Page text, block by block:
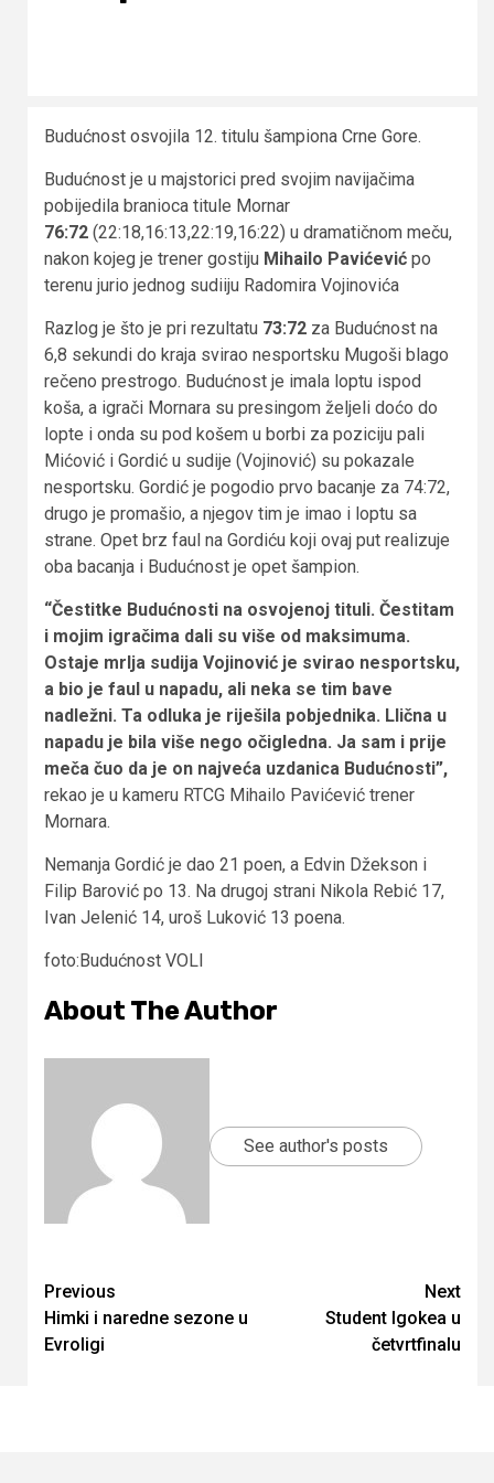
Budućnost osvojila 12. titulu šampiona Crne Gore.
Budućnost je u majstorici pred svojim navijačima
pobijedila branioca titule Mornar
76:72 (22:18,16:13,22:19,16:22) u dramatičnom meču,
nakon kojeg je trener gostiju Mihailo Pavićević po
terenu jurio jednog sudiiju Radomira Vojinovića
Razlog je što je pri rezultatu 73:72 za Budućnost na
6,8 sekundi do kraja svirao nesportsku Mugoši blago
rečeno prestrogo. Budućnost je imala loptu ispod
koša, a igrači Mornara su presingom željeli doćo do
lopte i onda su pod košem u borbi za poziciju pali
Mićović i Gordić u sudije (Vojinović) su pokazale
nesportsku. Gordić je pogodio prvo bacanje za 74:72,
drugo je promašio, a njegov tim je imao i loptu sa
strane. Opet brz faul na Gordiću koji ovaj put realizuje
oba bacanja i Budućnost je opet šampion.
“Čestitke Budućnosti na osvojenoj tituli. Čestitam
i mojim igračima dali su više od maksimuma.
Ostaje mrlja sudija Vojinović je svirao nesportsku,
a bio je faul u napadu, ali neka se tim bave
nadležni. Ta odluka je riješila pobjednika. Llična u
napadu je bila više nego očigledna. Ja sam i prije
meča čuo da je on najveća uzdanica Budućnosti”,
rekao je u kameru RTCG Mihailo Pavićević trener
Mornara.
Nemanja Gordić je dao 21 poen, a Edvin Džekson i
Filip Barović po 13. Na drugoj strani Nikola Rebić 17,
Ivan Jelenić 14, uroš Luković 13 poena.
foto:Budućnost VOLI
About The Author
See author's posts
Continue
Reading
Previous
Himki i naredne sezone u
Evroligi
Next
Student Igokea u
četvrtfinalu